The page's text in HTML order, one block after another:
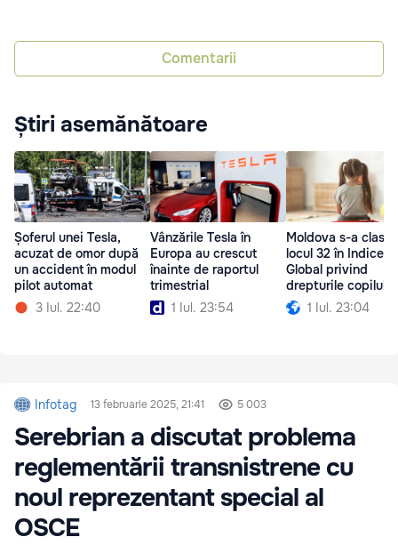
Comentarii
Știri asemănătoare
Șoferul unei Tesla,
acuzat de omor după
un accident în modul
pilot automat
3 Iul. 22:40
Vânzările Tesla în
Europa au crescut
înainte de raportul
trimestrial
1 Iul. 23:54
Moldova s-a
locul 32 în Indicele
Global privind
drepturile copilului
1 Iul. 23:04
Infotag 13 februarie 2025, 21:41 5 003
Serebrian a discutat problema
reglementării transnistrene cu
noul reprezentant special al
OSCE